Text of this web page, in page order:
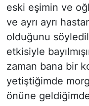
eski eşimin ve
ve ayrı ayrı
olduğunu
etkisiyle
zaman bana bir
yetiştiğimde
önüne